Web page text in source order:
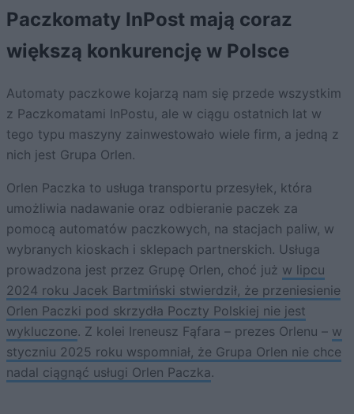
Paczkomaty InPost mają coraz
większą konkurencję w Polsce
Automaty paczkowe kojarzą nam się przede wszystkim
z Paczkomatami InPostu, ale w ciągu ostatnich lat w
tego typu maszyny zainwestowało wiele firm, a jedną z
nich jest Grupa Orlen.
Orlen Paczka to usługa transportu przesyłek, która
umożliwia nadawanie oraz odbieranie paczek za
pomocą automatów paczkowych, na stacjach paliw, w
wybranych kioskach i sklepach partnerskich. Usługa
prowadzona jest przez Grupę Orlen, choć już w lipcu
2024 roku Jacek Bartmiński stwierdził, że przeniesienie
Orlen Paczki pod skrzydła Poczty Polskiej nie jest
wykluczone. Z kolei Ireneusz Fąfara – prezes Orlenu – w
styczniu 2025 roku wspomniał, że Grupa Orlen nie chce
nadal ciągnąć usługi Orlen Paczka.